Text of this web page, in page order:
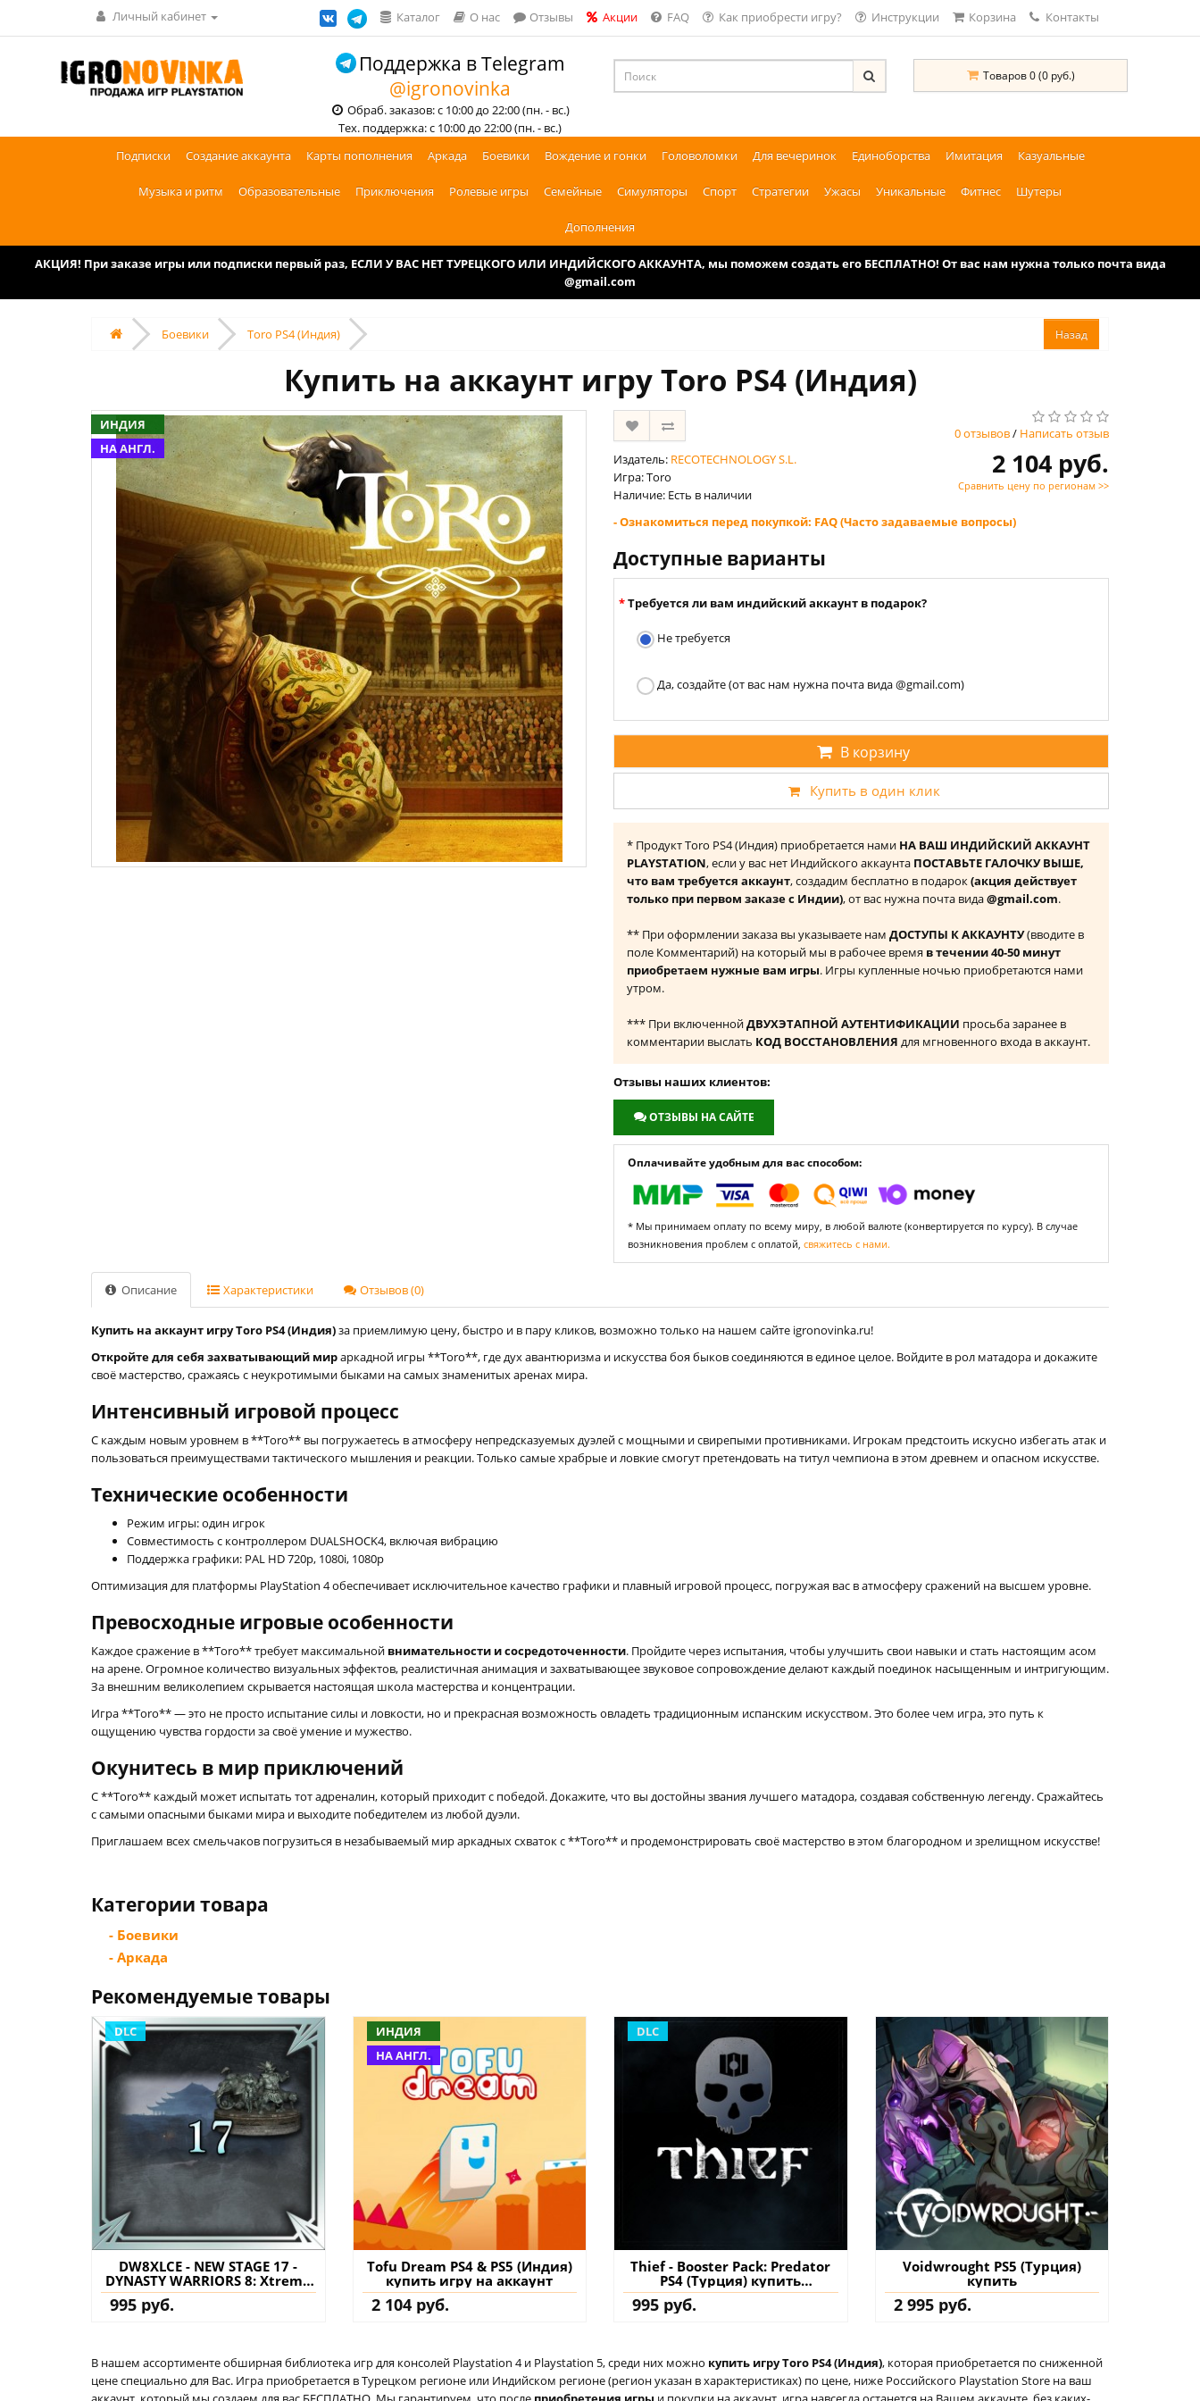
Личный кабинет Каталог О нас Отзывы Акции FAQ Как приобрести игру? Инструкции Корзина Контакты
Поддержка в Telegram
@igronovinka
Обраб. заказов: с 10:00 до 22:00 (пн. - вс.)
Тех. поддержка: с 10:00 до 22:00 (пн. - вс.)
Товаров 0 (0 руб.)
Подписки Создание аккаунта Карты пополнения Аркада Боевики Вождение и гонки Головоломки Для вечеринок Единоборства Имитация Казуальные
Музыка и ритм Образовательные Приключения Ролевые игры Семейные Симуляторы Спорт Стратегии Ужасы Уникальные Фитнес Шутеры
Дополнения
АКЦИЯ! При заказе игры или подписки первый раз, ЕСЛИ У ВАС НЕТ ТУРЕЦКОГО ИЛИ ИНДИЙСКОГО АККАУНТА, мы поможем создать его БЕСПЛАТНО! От вас нам нужна только почта вида
@gmail.com
Боевики Toro PS4 (Индия)
Купить на аккаунт игру Toro PS4 (Индия)
ИНДИЯ
НА АНГЛ.
0 отзывов/ Написать отзыв
Издатель: RECOTECHNOLOGY S.L.
Игра: Toro
Наличие: Есть в наличии
2 104 руб.
Сравнить цену по регионам >>
- Ознакомиться перед покупкой: FAQ (Часто задаваемые вопросы)
Доступные варианты
Требуется ли вам индийский аккаунт в подарок?
Не требуется
Да, создайте (от вас нам нужна почта вида @gmail.com)
В корзину
Купить в один клик
* Продукт Toro PS4 (Индия) приобретается нами НА ВАШ ИНДИЙСКИЙ АККАУНТ
PLAYSTATION, если у вас нет Индийского аккаунта ПОСТАВЬТЕ ГАЛОЧКУ ВЫШЕ,
что вам требуется аккаунт, создадим бесплатно в подарок(акция действует
только при первом заказе с Индии), от вас нужна почта вида@gmail.com.
** При оформлении заказа вы указываете нам ДОСТУПЫ К АККАУНТУ(вводите в
поле Комментарий) на который мы в рабочее время в течении 40-50 минут
приобретаем нужные вам игры. Игры купленные ночью приобретаются нами
утром.
*** При включеннойДВУХЭТАПНОЙ АУТЕНТИФИКАЦИИ просьба заранее в
комментарии выслать КОД ВОССТАНОВЛЕНИЯ для мгновенного входа в аккаунт.
Отзывы наших клиентов:
ОТЗЫВЫ НА САЙТЕ
Оплачивайте удобным для вас способом:
* Мы принимаем оплату по всему миру, в любой валюте (конвертируется по курсу). В случае
возникновения проблем с оплатой, свяжитесь с нами.
Описание Характеристики Отзывов (0)
Купить на аккаунт игру Toro PS4 (Индия)за приемлимую цену, быстро и в пару кликов, возможно только на нашем сайте igronovinka.ru!
Откройте для себя захватывающий мираркадной игры **Toro**, где дух авантюризма и искусства боя быков соединяются в единое целое. Войдите в рол матадора и докажите
своё мастерство, сражаясь с неукротимыми быками на самых знаменитых аренах мира.
Интенсивный игровой процесс
С каждым новым уровнем в **Toro** вы погружаетесь в атмосферу непредсказуемых дуэлей с мощными и свирепыми противниками. Игрокам предстоить искусно избегать атак и
пользоваться преимуществами тактического мышления и реакции. Только самые храбрые и ловкие смогут претендовать на титул чемпиона в этом древнем и опасном искусстве.
Технические особенности
Режим игры: один игрок
Совместимость с контроллером DUALSHOCK4, включая вибрацию
Поддержка графики: PAL HD 720p, 1080i, 1080p
Оптимизация для платформы PlayStation 4 обеспечивает исключительное качество графики и плавный игровой процесс, погружая вас в атмосферу сражений на высшем уровне.
Превосходные игровые особенности
Каждое сражение в **Toro** требует максимальной внимательности и сосредоточенности. Пройдите через испытания, чтобы улучшить свои навыки и стать настоящим асом
на арене. Огромное количество визуальных эффектов, реалистичная анимация и захватывающее звуковое сопровождение делают каждый поединок насыщенным и интригующим.
За внешним великолепием скрывается настоящая школа мастерства и концентрации.
Игра **Toro** — это не просто испытание силы и ловкости, но и прекрасная возможность овладеть традиционным испанским искусством. Это более чем игра, это путь к
ощущению чувства гордости за своё умение и мужество.
Окунитесь в мир приключений
С **Toro** каждый может испытать тот адреналин, который приходит с победой. Докажите, что вы достойны звания лучшего матадора, создавая собственную легенду. Сражайтесь
с самыми опасными быками мира и выходите победителем из любой дуэли.
Приглашаем всех смельчаков погрузиться в незабываемый мир аркадных схваток с **Toro** и продемонстрировать своё мастерство в этом благородном и зрелищном искусстве!
Категории товара
- Боевики
- Аркада
Рекомендуемые товары
DLC
DW8XLCE - NEW STAGE 17 -
DYNASTY WARRIORS 8: Xtreme
Legends Complete Edition PS4
(Турция) купить дополнение
995 руб.
ИНДИЯ
НА АНГЛ.
Tofu Dream PS4 & PS5 (Индия)
купить игру на аккаунт
2 104 руб.
DLC
Thief - Booster Pack: Predator
PS4 (Турция) купить
дополнение на аккаунт
995 руб.
Voidwrought PS5 (Турция)
купить
2 995 руб.
В нашем ассортименте обширная библиотека игр для консолей Playstation 4 и Playstation 5, среди них можно купить игру Toro PS4 (Индия), которая приобретается по сниженной
цене специально для Вас. Игра приобретается в Турецком регионе или Индийском регионе (регион указан в характеристиках) по цене, ниже Российского Playstation Store на ваш